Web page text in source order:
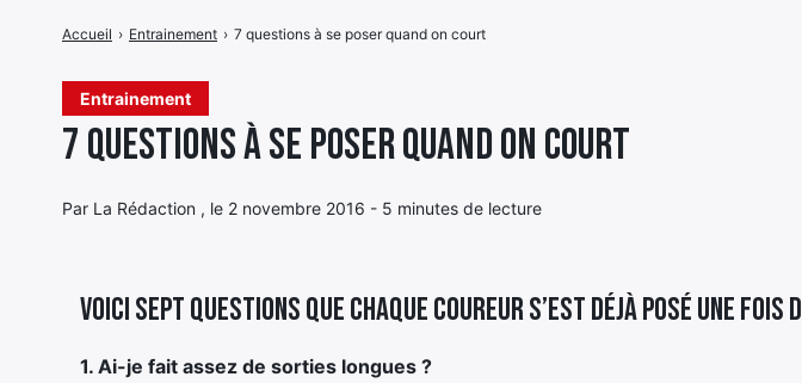
Entrainement
7 questions à se poser quand on court
Par La Rédaction , le 2 novembre 2016 - 5 minutes de lecture
Accueil › Entrainement › 7 questions à se poser quand on court
Voici sept questions que chaque coureur s’est déjà posé une fois
1. Ai-je fait assez de sorties longues ?